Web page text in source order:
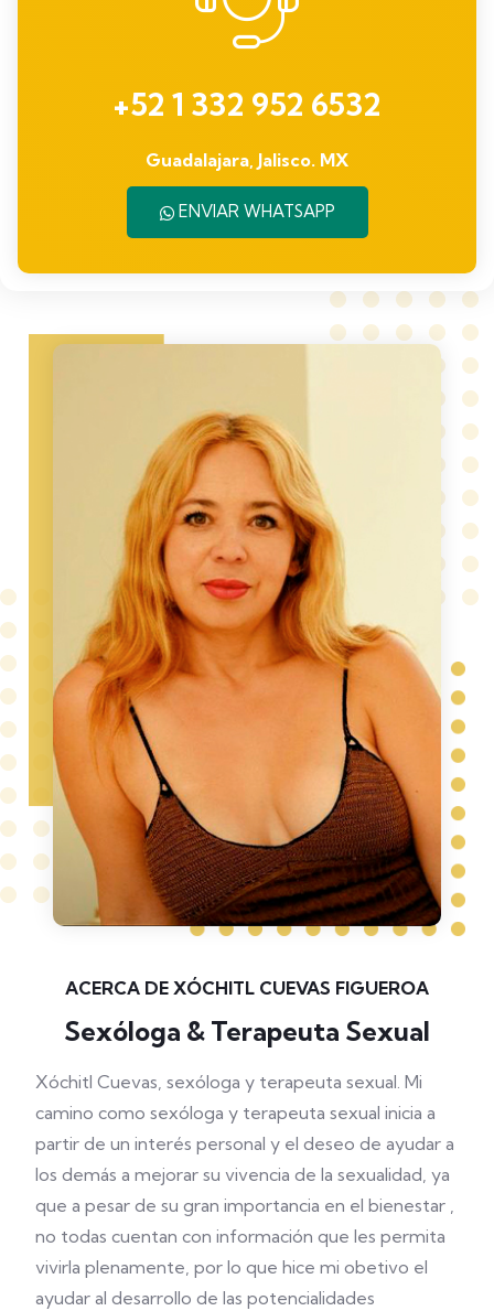
+52 1 332 952 6532
Guadalajara, Jalisco. MX
ENVIAR WHATSAPP
ACERCA DE XÓCHITL CUEVAS FIGUEROA
Sexóloga & Terapeuta Sexual
Xóchitl Cuevas, sexóloga y terapeuta sexual. Mi
camino como sexóloga y terapeuta sexual inicia a
partir de un interés personal y el deseo de ayudar a
los demás a mejorar su vivencia de la sexualidad, ya
que a pesar de su gran importancia en el bienestar ,
no todas cuentan con información que les permita
vivirla plenamente, por lo que hice mi obetivo el
ayudar al desarrollo de las potencialidades